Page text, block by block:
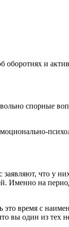
оборотнях и
спорные
что у них
Именно на
время с
вы один из тех